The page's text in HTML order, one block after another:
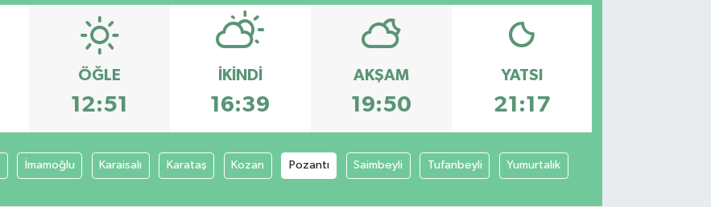
ÖĞLE
12:51
İKINDI
16:39
AKŞAM
19:50
YATSI
21:17
İmamoğlu Karaisalı Karataş Kozan Pozantı Saimbeyli Tufanbeyli Yumurtalık